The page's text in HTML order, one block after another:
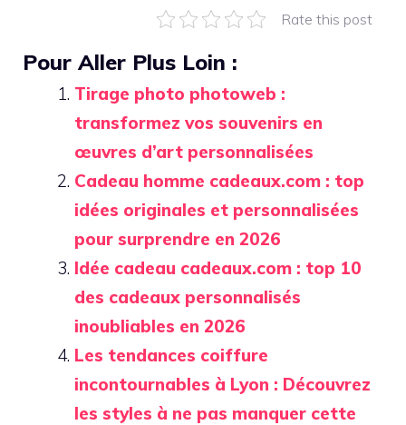
Rate this post
Pour Aller Plus Loin :
Tirage photo photoweb :
transformez vos souvenirs en
œuvres d’art personnalisées
Cadeau homme cadeaux.com : top
idées originales et personnalisées
pour surprendre en 2026
Idée cadeau cadeaux.com : top 10
des cadeaux personnalisés
inoubliables en 2026
Les tendances coiffure
incontournables à Lyon : Découvrez
les styles à ne pas manquer cette